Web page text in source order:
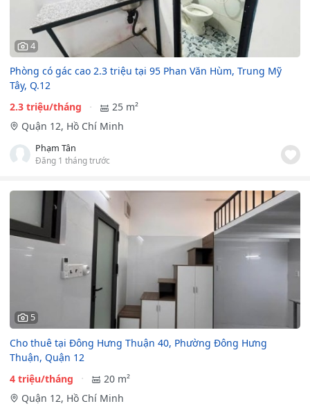
4
Phòng có gác cao 2.3 triệu tại 95 Phan Văn Hùm, Trung Mỹ
Tây, Q.12
2.3 triệu/tháng
25 m²
Quận 12, Hồ Chí Minh
Phạm Tân
Đăng 1 tháng trước
5
Cho thuê tại Đông Hưng Thuận 40, Phường Đông Hưng
Thuận, Quận 12
4 triệu/tháng
20 m²
Quận 12, Hồ Chí Minh